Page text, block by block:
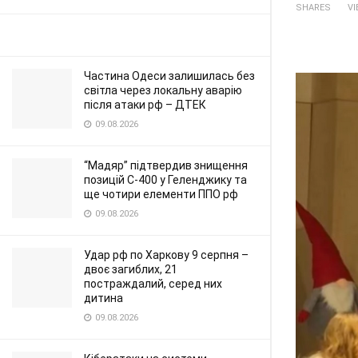
Частина Одеси залишилась без
світла через локальну аварію
після атаки рф – ДТЕК
09.08.2026
“Мадяр” підтвердив знищення
позицій С-400 у Геленджику та
ще чотири елементи ППО рф
09.08.2026
Удар рф по Харкову 9 серпня –
двоє загиблих, 21
постраждалий, серед них
дитина
09.08.2026
SHARES